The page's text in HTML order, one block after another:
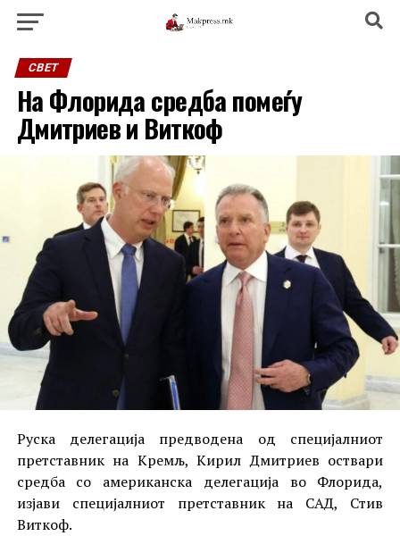
СВЕТ
На Флорида средба помеѓу
Дмитриев и Виткоф
Руска делегација предводена од специјалниот
претставник на Кремљ, Кирил Дмитриев оствари
средба со американска делегација во Флорида,
изјави специјалниот претставник на САД, Стив
Виткоф.